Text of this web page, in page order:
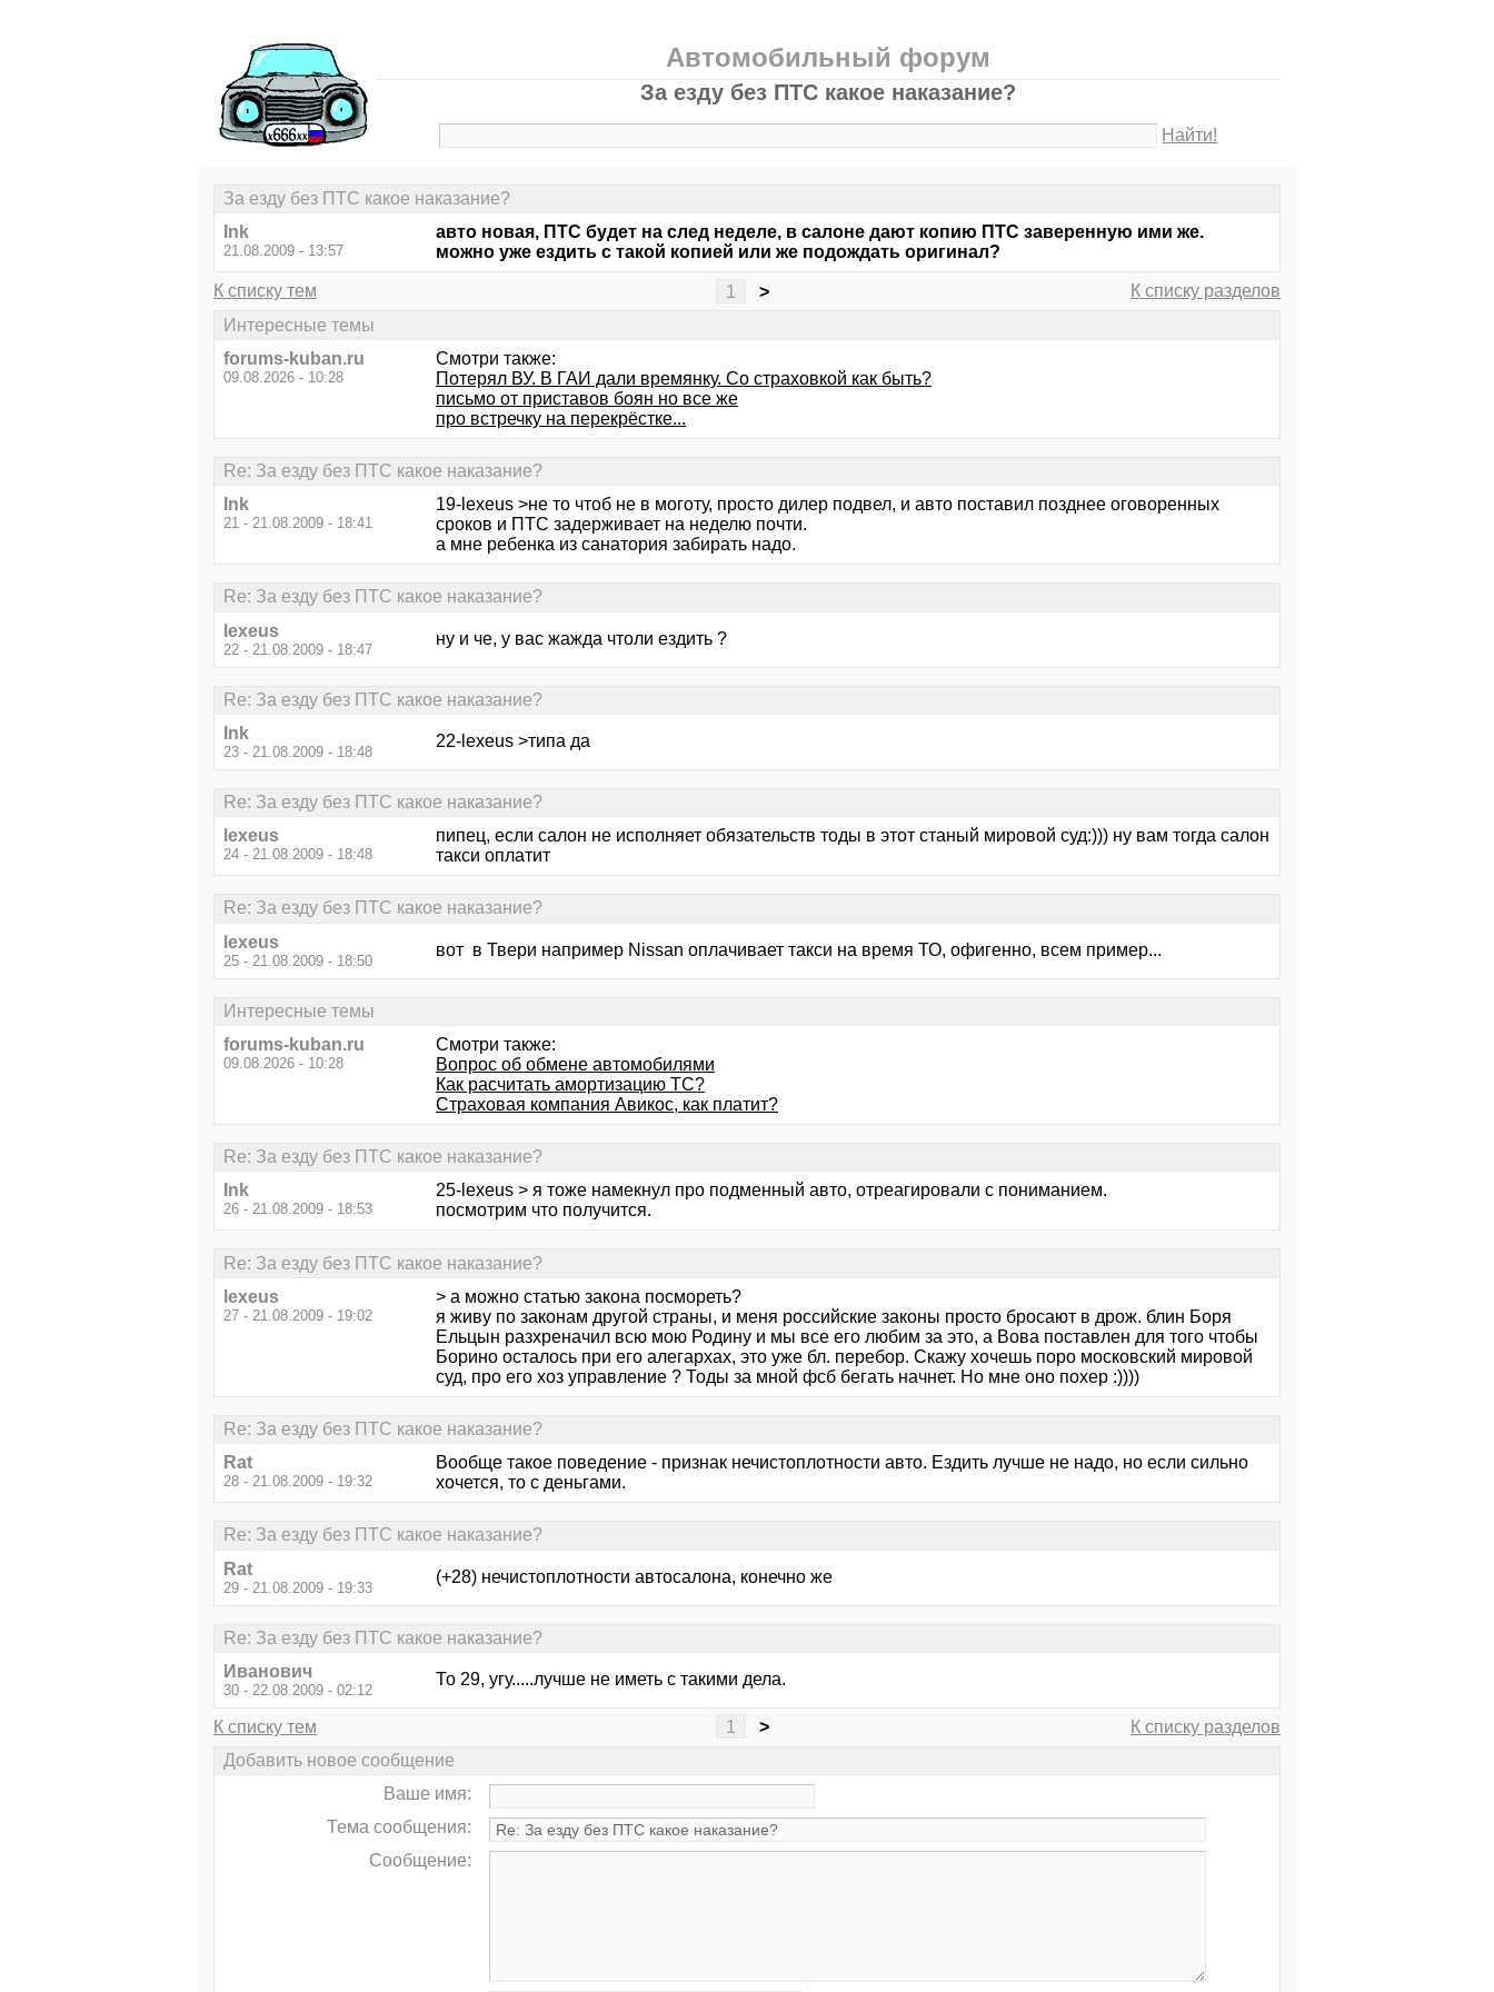
Автомобильный форум
За езду без ПТС какое наказание?
Найти!
За езду без ПТС какое наказание?
Ink
21.08.2009 - 13:57
авто новая, ПТС будет на след неделе, в салоне дают копию ПТС заверенную ими же.
можно уже ездить с такой копией или же подождать оригинал?
К списку тем 1 >
К списку разделов
Интересные темы
forums-kuban.ru
09.08.2026 - 10:28
Смотри также:
Потерял ВУ. В ГАИ дали времянку. Со страховкой как быть?
письмо от приставов боян но все же
про встречку на перекрёстке...
Re: За езду без ПТС какое наказание?
Ink
21 - 21.08.2009 - 18:41
19-lexeus >не то чтоб не в моготу, просто дилер подвел, и авто поставил позднее оговоренных
сроков и ПТС задерживает на неделю почти.
а мне ребенка из санатория забирать надо.
Re: За езду без ПТС какое наказание?
lexeus
22 - 21.08.2009 - 18:47
ну и че, у вас жажда чтоли ездить ?
Re: За езду без ПТС какое наказание?
Ink
23 - 21.08.2009 - 18:48
22-lexeus >типа да
Re: За езду без ПТС какое наказание?
lexeus
24 - 21.08.2009 - 18:48
пипец, если салон не исполняет обязательств тоды в этот станый мировой суд:))) ну вам тогда салон
такси оплатит
Re: За езду без ПТС какое наказание?
lexeus
25 - 21.08.2009 - 18:50
вот в Твери например Nissan оплачивает такси на время ТО, офигенно, всем пример...
Интересные темы
forums-kuban.ru
09.08.2026 - 10:28
Смотри также:
Вопрос об обмене автомобилями
Как расчитать амортизацию ТС?
Страховая компания Авикос, как платит?
Re: За езду без ПТС какое наказание?
Ink
26 - 21.08.2009 - 18:53
25-lexeus > я тоже намекнул про подменный авто, отреагировали с пониманием.
посмотрим что получится.
Re: За езду без ПТС какое наказание?
lexeus
27 - 21.08.2009 - 19:02
> а можно статью закона посмореть?
я живу по законам другой страны, и меня российские законы просто бросают в дрож. блин Боря
Ельцын разхреначил всю мою Родину и мы все его любим за это, а Вова поставлен для того чтобы
Борино осталось при его алегархах, это уже бл. перебор. Скажу хочешь поро московский мировой
суд, про его хоз управление ? Тоды за мной фсб бегать начнет. Но мне оно похер :))))
Re: За езду без ПТС какое наказание?
Rat
28 - 21.08.2009 - 19:32
Вообще такое поведение - признак нечистоплотности авто. Ездить лучше не надо, но если сильно
хочется, то с деньгами.
Re: За езду без ПТС какое наказание?
Rat
29 - 21.08.2009 - 19:33
(+28) нечистоплотности автосалона, конечно же
Re: За езду без ПТС какое наказание?
Иванович
30 - 22.08.2009 - 02:12
То 29, угу.....лучше не иметь с такими дела.
К списку тем 1 >
К списку разделов
Добавить новое сообщение
Ваше имя:
Тема сообщения:
Сообщение: